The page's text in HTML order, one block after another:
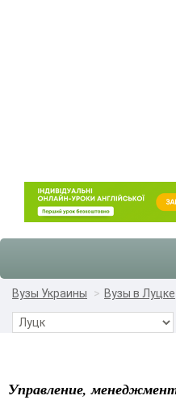
Вузы Украины
Вузы в Луцке
Управление,